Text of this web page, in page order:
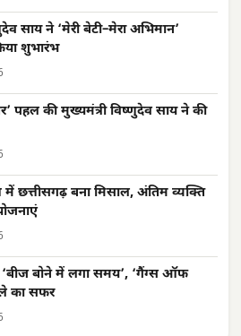
साय ने ‘मेरी बेटी–मेरा अभिमान’
शुभारंभ
पहल की मुख्यमंत्री विष्णुदेव साय ने की
छत्तीसगढ़ बना मिसाल, अंतिम व्यक्ति
‘बीज बोने में लगा समय’, ‘गैंग्स ऑफ
का सफर